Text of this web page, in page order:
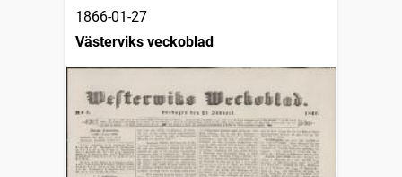
1866-01-27
Västerviks veckoblad